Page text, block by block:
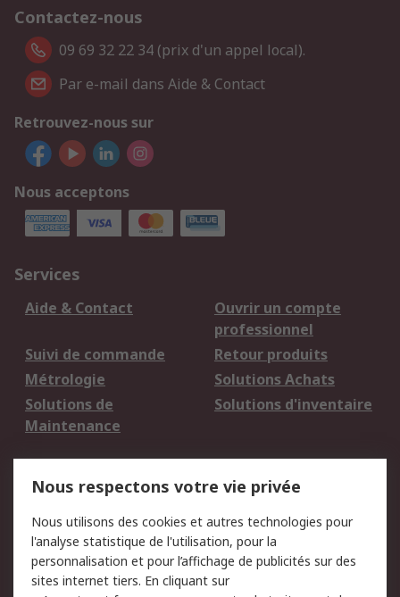
Contactez-nous
09 69 32 22 34 (prix d'un appel local).
Par e-mail dans Aide & Contact
Retrouvez-nous sur
Nous acceptons
Services
Aide & Contact
Ouvrir un compte
professionnel
Suivi de commande
Retour produits
Métrologie
Solutions Achats
Solutions de
Maintenance
Solutions d'inventaire
du site
Politique de protection
des données - Mise à
Sécurité des E-mails
Nous respectons votre vie privée
Nous utilisons des cookies et autres technologies pour
l'analyse statistique de l'utilisation, pour la
personnalisation et pour l’affichage de publicités sur des
sites internet tiers. En cliquant sur